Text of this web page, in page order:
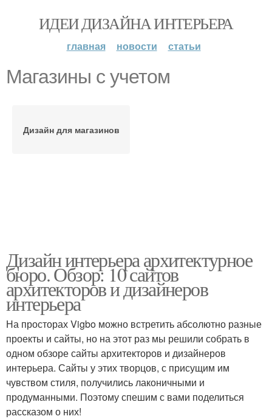
ИДЕИ ДИЗАЙНА ИНТЕРЬЕРА
главная новости статьи
Магазины с учетом
Дизайн для магазинов
Дизайн интерьера архитектурное
бюро. Обзор: 10 сайтов
архитекторов и дизайнеров
интерьера
На просторах Vigbo можно встретить абсолютно разные
проекты и сайты, но на этот раз мы решили собрать в
одном обзоре сайты архитекторов и дизайнеров
интерьера. Сайты у этих творцов, с присущим им
чувством стиля, получились лаконичными и
продуманными. Поэтому спешим с вами поделиться
рассказом о них!